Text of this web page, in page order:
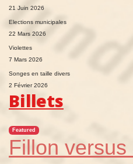
21 Juin 2026
Elections municipales
22 Mars 2026
Violettes
7 Mars 2026
Songes en taille divers
2 Février 2026
Billets
Featured
Fillon versus